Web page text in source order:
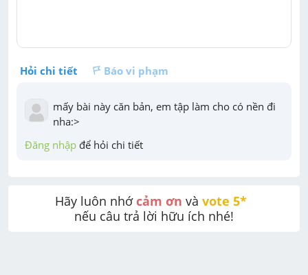
Hỏi chi tiết Báo vi phạm
mấy bài này căn bản, em tập làm cho có nền đi
nha:>
Đăng nhập để hỏi chi tiết
Hãy luôn nhớ cảm ơn và vote 5*
nếu câu trả lời hữu ích nhé!